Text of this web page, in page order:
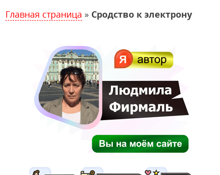
Главная страница » Сродство к электрону